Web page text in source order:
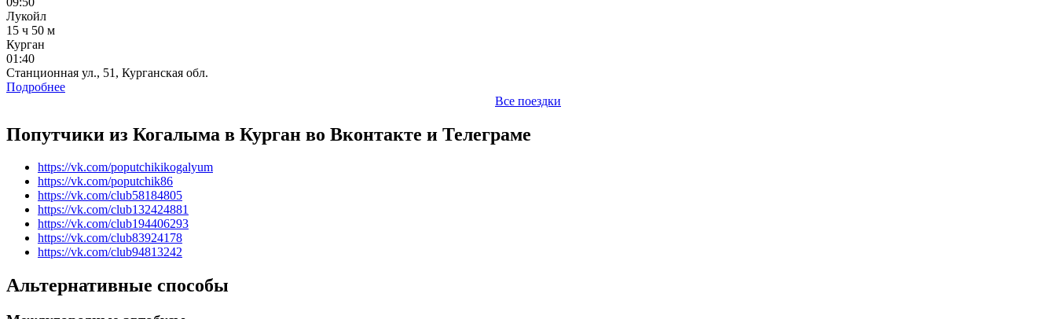
Лукойл
15 ч 50 м
Курган
01:40
Станционная ул., 51, Курганская обл.
Подробнее
Все поездки
Попутчики из Когалыма в Курган во Вконтакте и Телеграме
https://vk.com/poputchikikogalyum
https://vk.com/poputchik86
https://vk.com/club58184805
https://vk.com/club132424881
https://vk.com/club194406293
https://vk.com/club83924178
https://vk.com/club94813242
Альтернативные способы